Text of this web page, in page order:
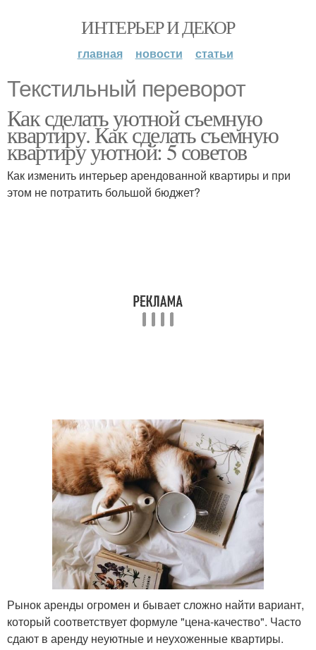
ИНТЕРЬЕР И ДЕКОР
главная новости статьи
Текстильный переворот
Как сделать уютной съемную
квартиру. Как сделать съемную
квартиру уютной: 5 советов
Как изменить интерьер арендованной квартиры и при
этом не потратить большой бюджет?
Рынок аренды огромен и бывает сложно найти вариант,
который соответствует формуле "цена-качество". Часто
сдают в аренду неуютные и неухоженные квартиры.